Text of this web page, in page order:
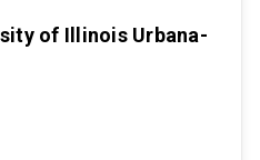
of Illinois Urbana-